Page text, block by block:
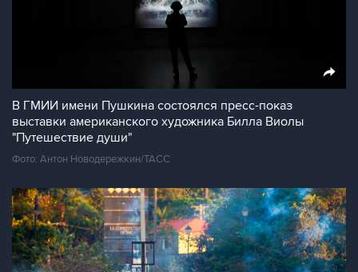
В ГМИИ имени Пушкина состоялся пресс-показ
выставки американского художника Билла Виолы
"Путешествие души"
Фото: Антон Новодережкин/ТАСС